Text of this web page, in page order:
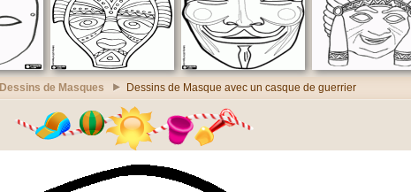
Dessins de Masques Dessins de Masque avec un casque de guerrier